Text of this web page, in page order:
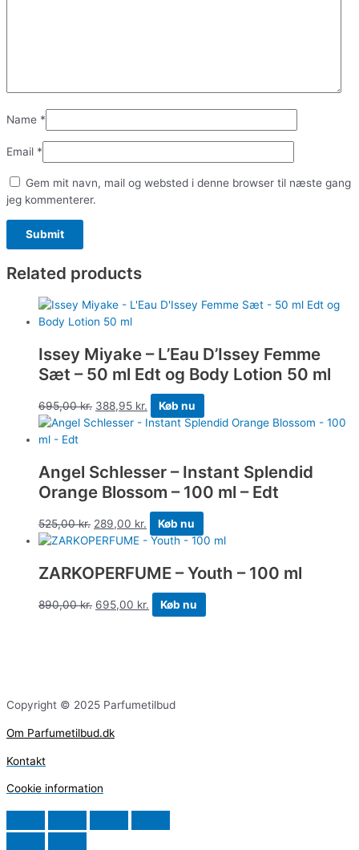
Name *
Email *
Gem mit navn, mail og websted i denne browser til næste gang
jeg kommenterer.
Related products
Issey Miyake – L’Eau D’Issey Femme
Sæt – 50 ml Edt og Body Lotion 50 ml
695,00kr. 388,95 kr. Køb nu
Angel Schlesser – Instant Splendid
Orange Blossom – 100 ml – Edt
525,00kr. 289,00 kr. Køb nu
ZARKOPERFUME – Youth – 100 ml
890,00kr. 695,00 kr. Køb nu
Copyright © 2025 Parfumetilbud
Om Parfumetilbud.dk
Kontakt
Cookie information